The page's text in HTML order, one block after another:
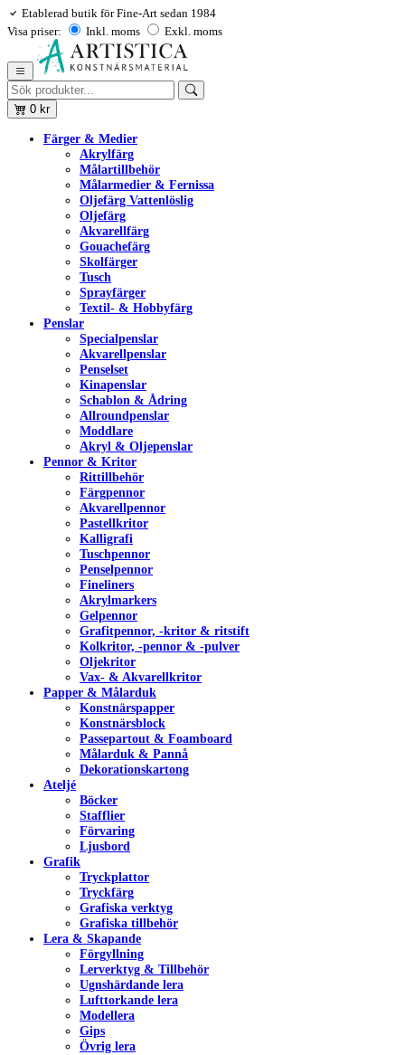
Etablerad butik för Fine-Art sedan 1984
Visa priser:
Inkl. moms Exkl. moms
0 kr
Färger & Medier
Akrylfärg
Målartillbehör
Målarmedier & Fernissa
Oljefärg Vattenlöslig
Oljefärg
Akvarellfärg
Gouachefärg
Skolfärger
Tusch
Sprayfärger
Textil- & Hobbyfärg
Penslar
Specialpenslar
Akvarellpenslar
Penselset
Kinapenslar
Schablon & Ådring
Allroundpenslar
Moddlare
Akryl & Oljepenslar
Pennor & Kritor
Rittillbehör
Färgpennor
Akvarellpennor
Pastellkritor
Kalligrafi
Tuschpennor
Penselpennor
Fineliners
Akrylmarkers
Gelpennor
Grafitpennor, -kritor & ritstift
Kolkritor, -pennor & -pulver
Oljekritor
Vax- & Akvarellkritor
Papper & Målarduk
Konstnärspapper
Konstnärsblock
Passepartout & Foamboard
Målarduk & Pannå
Dekorationskartong
Ateljé
Böcker
Stafflier
Förvaring
Ljusbord
Grafik
Tryckplattor
Tryckfärg
Grafiska verktyg
Grafiska tillbehör
Lera & Skapande
Förgyllning
Lerverktyg & Tillbehör
Ugnshärdande lera
Lufttorkande lera
Modellera
Gips
Övrig lera